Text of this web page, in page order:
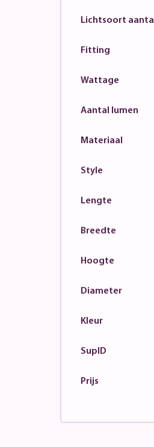
Lichtsoort aantal
Fitting
Wattage
Aantal lumen
Materiaal
Style
Lengte
Breedte
Hoogte
Diameter
Kleur
SupID
Prijs